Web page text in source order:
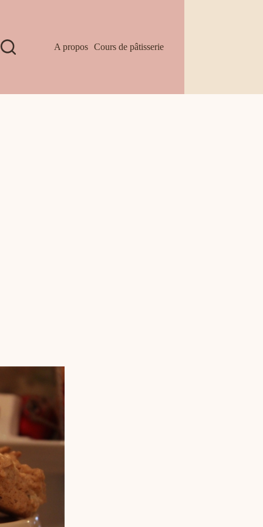
A propos Cours de pâtisserie